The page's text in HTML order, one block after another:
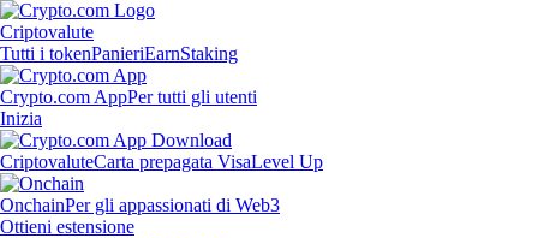
Criptovalute
Tutti i tokenPanieriEarnStaking
Crypto.com AppPer tutti gli utenti
Inizia
CriptovaluteCarta prepagata VisaLevel Up
OnchainPer gli appassionati di Web3
Ottieni estensione